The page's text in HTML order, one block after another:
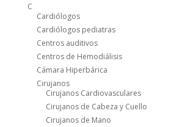
C
Cardiólogos
Cardiólogos pediatras
Centros auditivos
Centros de Hemodiálisis
Cámara Hiperbárica
Cirujanos
Cirujanos Cardiovasculares
Cirujanos de Cabeza y Cuello
Cirujanos de Mano